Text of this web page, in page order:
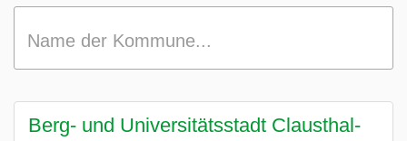
Name der Kommune...
Berg- und Universitätsstadt Clausthal-